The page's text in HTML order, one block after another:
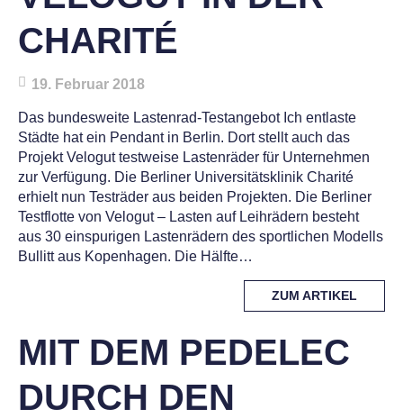
CHARITÉ
19. Februar 2018
Das bundesweite Lastenrad-Testangebot Ich entlaste
Städte hat ein Pendant in Berlin. Dort stellt auch das
Projekt Velogut testweise Lastenräder für Unternehmen
zur Verfügung. Die Berliner Universitätsklinik Charité
erhielt nun Testräder aus beiden Projekten. Die Berliner
Testflotte von Velogut – Lasten auf Leihrädern besteht
aus 30 einspurigen Lastenrädern des sportlichen Modells
Bullitt aus Kopenhagen. Die Hälfte…
ZUM ARTIKEL
MIT DEM PEDELEC
DURCH DEN